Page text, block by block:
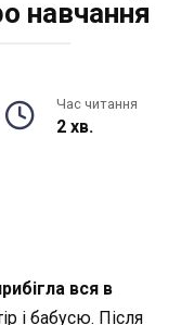
навчання
Час читання
2 хв.
вся в
і бабусю. Після